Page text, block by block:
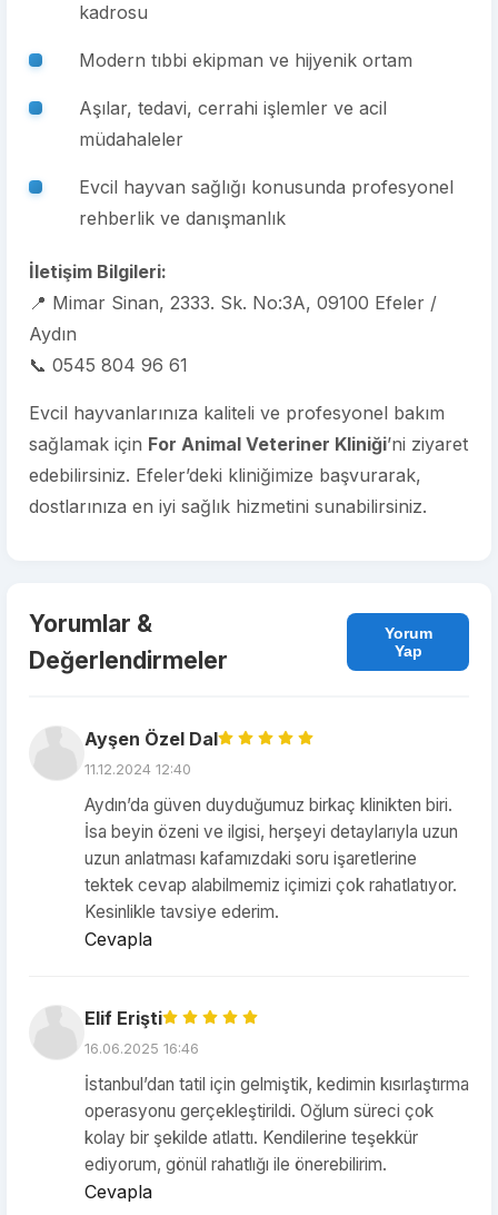
kadrosu
Modern tıbbi ekipman ve hijyenik ortam
Aşılar, tedavi, cerrahi işlemler ve acil
müdahaleler
Evcil hayvan sağlığı konusunda profesyonel
rehberlik ve danışmanlık
İletişim Bilgileri:
📍 Mimar Sinan, 2333. Sk. No:3A, 09100 Efeler /
Aydın
📞 0545 804 96 61
Evcil hayvanlarınıza kaliteli ve profesyonel bakım
sağlamak için For Animal Veteriner Kliniği’ni ziyaret
edebilirsiniz. Efeler’deki kliniğimize başvurarak,
dostlarınıza en iyi sağlık hizmetini sunabilirsiniz.
Yorumlar &
Değerlendirmeler
Yorum
Yap
Ayşen Özel Dal
11.12.2024 12:40
Aydın’da güven duyduğumuz birkaç klinikten biri.
İsa beyin özeni ve ilgisi, herşeyi detaylarıyla uzun
uzun anlatması kafamızdaki soru işaretlerine
tektek cevap alabilmemiz içimizi çok rahatlatıyor.
Kesinlikle tavsiye ederim.
Cevapla
Elif Erişti
16.06.2025 16:46
İstanbul’dan tatil için gelmiştik, kedimin kısırlaştırma
operasyonu gerçekleştirildi. Oğlum süreci çok
kolay bir şekilde atlattı. Kendilerine teşekkür
ediyorum, gönül rahatlığı ile önerebilirim.
Cevapla